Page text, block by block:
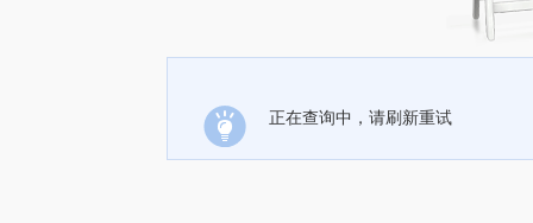
正在查询中，请刷新重试